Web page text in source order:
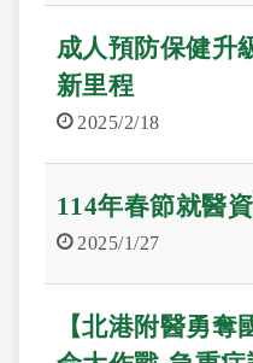
成人預防保健升
新里程
2025/2/18
114年春節就醫
2025/1/27
【北港附醫勇